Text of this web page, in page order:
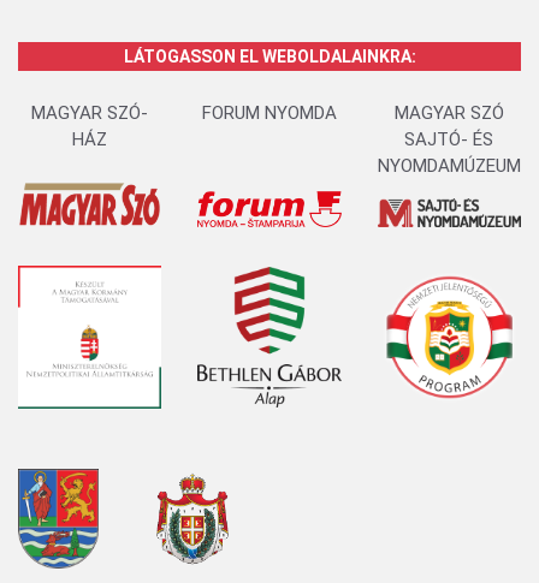
LÁTOGASSON EL WEBOLDALAINKRA:
MAGYAR SZÓ-
HÁZ
FORUM NYOMDA
MAGYAR SZÓ
SAJTÓ- ÉS
NYOMDAMÚZEUM